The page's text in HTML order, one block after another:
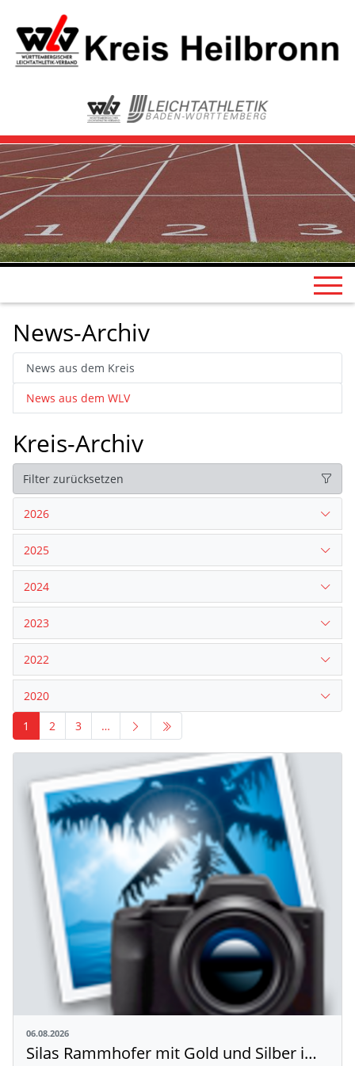
News-Archiv
News aus dem Kreis
News aus dem WLV
Kreis-Archiv
Filter zurücksetzen
2026
2025
2024
2023
2022
2020
1
2 3 …
06.08.2026
Silas Rammhofer mit Gold und Silber im Mehrkampf